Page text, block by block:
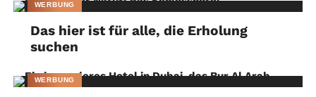
„fröhliche Verstrickungen“. Sie will „auf jeden Fall“ am
nächsten gemeinschaftlichen Stricken wieder teilnehmen.
WERBUNG
Das hier ist für alle, die Erholung
suchen
WERBUNG